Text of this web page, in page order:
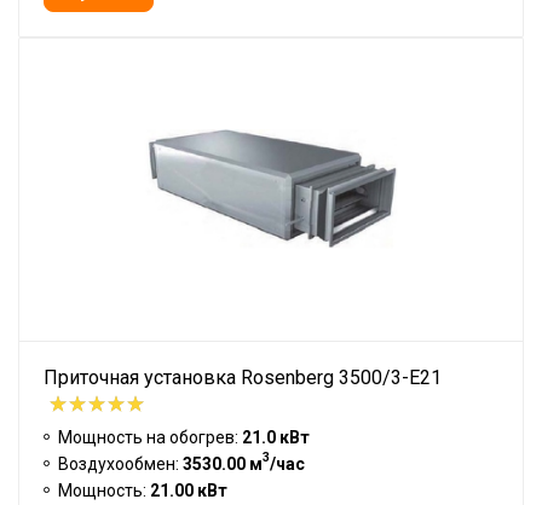
Приточная установка Rosenberg 3500/3-E21
Мощность на обогрев: 21.0 кВт
Воздухообмен: 3530.00 м3/час
Мощность: 21.00 кВт